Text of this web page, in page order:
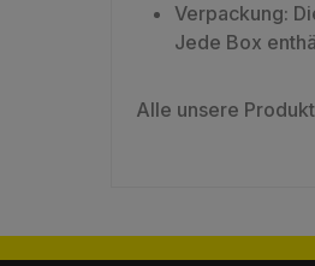
Verpackung:
Jede Box
Alle unsere